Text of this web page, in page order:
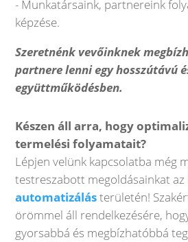
- Munkatársaink, partnereink
képzése.
Szeretnénk vevőinknek
partnere lenni egy hosszútávú
együttműködésben.
Készen áll arra, hogy
termelési folyamatait?
Lépjen velünk kapcsolatba még
testreszabott megoldásainkat az
automatizálásterületén!
örömmel áll rendelkezésére,
gyorsabbá és megbízhatóbbá